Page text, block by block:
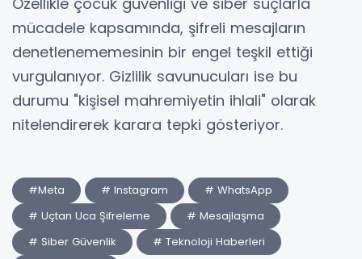
mücadele kapsamında, şifreli mesajların
denetlenememesinin bir engel teşkil ettiği
vurgulanıyor. Gizlilik savunucuları ise bu
durumu "kişisel mahremiyetin ihlali" olarak
nitelendirerek karara tepki gösteriyor.
#Meta # Instagram
# WhatsApp
# Uçtan Uca Şifreleme
# Mesajlaşma
# Siber Güvenlik
# Teknoloji Haberleri